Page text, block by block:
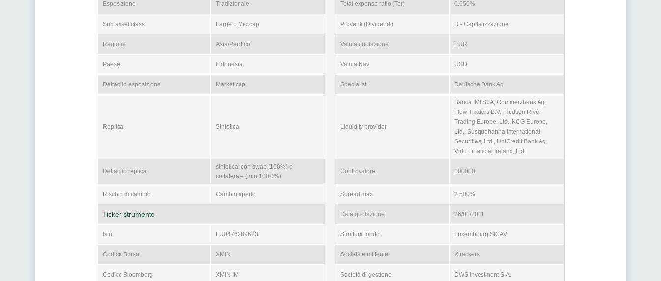
Esposizione Tradizionale Total expense ratio (Ter) 0.650%
Sub asset class Large + Mid cap Proventi (Dividendi) R - Capitalizzazione
Regione Asia/Pacifico Valuta quotazione EUR
Paese Indonesia Valuta Nav USD
Dettaglio esposizione Market cap Specialist Deutsche Bank Ag
Replica Sintetica Liquidity provider
Banca IMI SpA, Commerzbank Ag,
Flow Traders B.V., Hudson River
Trading Europe, Ltd., KCG Europe,
Ltd., Susquehanna International
Securities, Ltd., UniCredit Bank Ag,
Virtu Financial Ireland, Ltd.
Dettaglio replica
sintetica: con swap (100%) e
collaterale (min 100.0%)
Controvalore 100000
Rischio di cambio Cambio aperto Spread max 2.500%
Ticker strumento Data quotazione 26/01/2011
Isin LU0476289623 Struttura fondo Luxembourg SICAV
Codice Borsa XMIN Società e mittente Xtrackers
Codice Bloomberg XMIN IM Società di gestione DWS Investment S.A.